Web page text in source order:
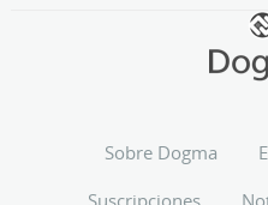
Sobre Dogma
Suscripciones